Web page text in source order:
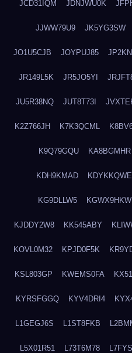
JCD31IQM JDNJWU0K
JJWW79U9 JK5YG3SW
JO1U5CJB JOYPUJ85
JR149L5K JR5JO5YI
JU5R38NQ JUT8T73I
K2Z766JH K7K3QCML
K9Q79GQU KA8BGMHR
KDH9KMAD KDYKKQWE
KG9DLLW5 KGWX9HKW
KJDDY2W8 KK545ABY
KOVL0M32 KPJD0F5K
KSL803GP KWEMS0FA
KYRSFGGQ KYV4DRI4
L1GEGJ6S L1ST8FKB
L5X01R51 L73T6M78